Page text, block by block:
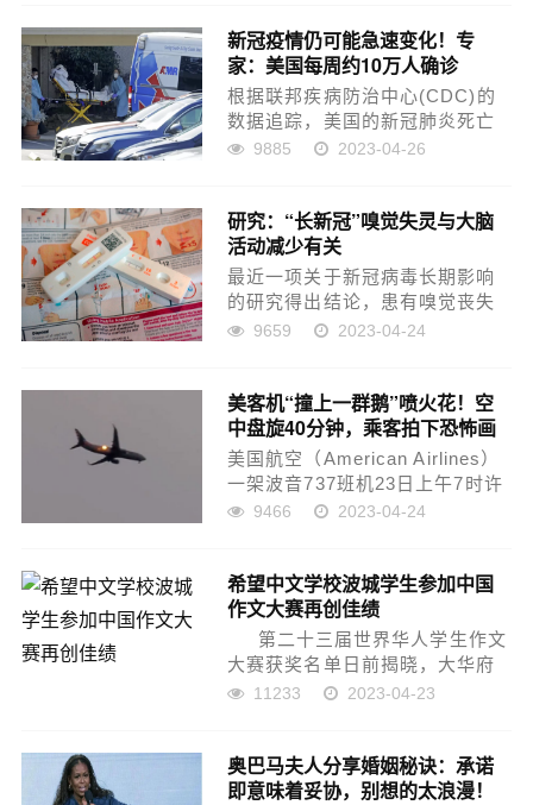
开生面的筹备会正是为今年...
新冠疫情仍可能急速变化！专
家：美国每周约10万人确诊
根据联邦疾病防治中心(CDC)的
数据追踪，美国的新冠肺炎死亡
人数达到2020年3月以来的最低
每日超过150人死亡；专家警告：
疫情虽趋缓，但仍...
9885 2023-04-26
研究：“长新冠”嗅觉失灵与大脑
活动减少有关
最近一项关于新冠病毒长期影响
的研究得出结论，患有嗅觉丧失
的“长新冠”患者的大脑活动发生了
“长新冠”失去了嗅觉的人，那些从
新冠感染康复后嗅觉恢复...
9659 2023-04-24
美客机“撞上一群鹅”喷火花！空
中盘旋40分钟，乘客拍下恐怖画
面
美国航空（American Airlines）
一架波音737班机23日上午7时许
准备起飞时撞上一群鹅，导致引
中盘旋40多分钟，期间伴随着轰
隆声...
9466 2023-04-24
希望中文学校波城学生参加中国
作文大赛再创佳绩
第二十三届世界华人学生作文
大赛获奖名单日前揭晓，大华府
地区希望中文学校波城校区参赛
11233 2023-04-23
奥巴马夫人分享婚姻秘诀：承诺
即意味着妥协，别想的太浪漫！